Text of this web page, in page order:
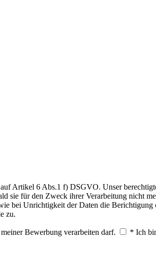
Artikel 6 Abs.1 f) DSGVO. Unser
sie für den Zweck ihrer Verarbeitung nicht
bei Unrichtigkeit der Daten die Berichtigung
zu.
Bewerbung verarbeiten darf.
* Ich